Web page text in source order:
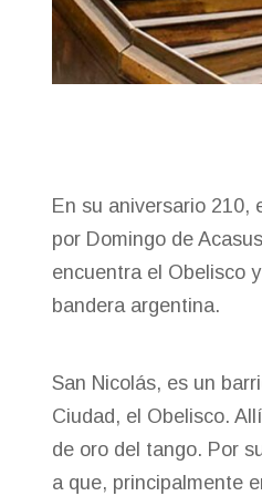
En su aniversario 210,
por Domingo de
encuentra el Obelisco
bandera argentina.
San Nicolás, es un
Ciudad, el Obelisco.
de oro del tango. Por
a que, principalmente